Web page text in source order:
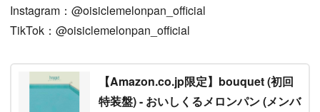
Instagram：@oisiclemelonpan_official
TikTok：@oisiclemelonpan_official
【Amazon.co.jp限定】bouquet (初回
特装盤) - おいしくるメロンパン (メンバ